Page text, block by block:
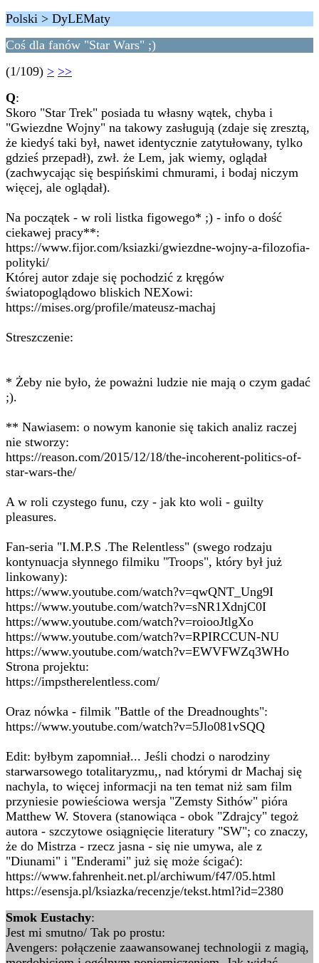
Polski > DyLEMaty
Coś dla fanów "Star Wars" ;)
(1/109) > >>
Q:
Skoro "Star Trek" posiada tu własny wątek, chyba i
"Gwiezdne Wojny" na takowy zasługują (zdaje się zresztą,
że kiedyś taki był, nawet identycznie zatytułowany, tylko
gdzieś przepadł), zwł. że Lem, jak wiemy, oglądał
(zachwycając się bespińskimi chmurami, i bodaj niczym
więcej, ale oglądał).
Na początek - w roli listka figowego* ;) - info o dość
ciekawej pracy**:
https://www.fijor.com/ksiazki/gwiezdne-wojny-a-filozofia-
polityki/
Której autor zdaje się pochodzić z kręgów
światopoglądowo bliskich NEXowi:
https://mises.org/profile/mateusz-machaj
Streszczenie:
* Żeby nie było, że poważni ludzie nie mają o czym gadać
;).
** Nawiasem: o nowym kanonie się takich analiz raczej
nie stworzy:
https://reason.com/2015/12/18/the-incoherent-politics-of-
star-wars-the/
A w roli czystego funu, czy - jak kto woli - guilty
pleasures.
Fan-seria "I.M.P.S .The Relentless" (swego rodzaju
kontynuacja słynnego filmiku "Troops", który był już
linkowany):
https://www.youtube.com/watch?v=qwQNT_Ung9I
https://www.youtube.com/watch?v=sNR1XdnjC0I
https://www.youtube.com/watch?v=roiooJtlgXo
https://www.youtube.com/watch?v=RPIRCCUN-NU
https://www.youtube.com/watch?v=EWVFWZq3WHo
Strona projektu:
https://impstherelentless.com/
Oraz nówka - filmik "Battle of the Dreadnoughts":
https://www.youtube.com/watch?v=5Jlo081vSQQ
Edit: byłbym zapomniał... Jeśli chodzi o narodziny
starwarsowego totalitaryzmu,, nad którymi dr Machaj się
nachyla, to więcej informacji na ten temat niż sam film
przyniesie powieściowa wersja "Zemsty Sithów" pióra
Matthew W. Stovera (stanowiąca - obok "Zdrajcy" tegoż
autora - szczytowe osiągnięcie literatury "SW"; co znaczy,
że do Mistrza - rzecz jasna - się nie umywa, ale z
"Diunami" i "Enderami" już się może ścigać):
https://www.fahrenheit.net.pl/archiwum/f47/05.html
https://esensja.pl/ksiazka/recenzje/tekst.html?id=2380
Smok Eustachy:
Jest mi smutno/ Tak po prostu:
Avengers: połączenie zaawansowanej technologii z magią,